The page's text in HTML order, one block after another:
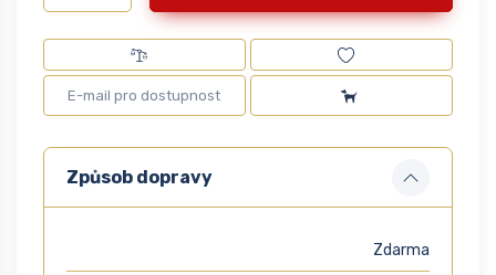
Způsob dopravy
Zdarma